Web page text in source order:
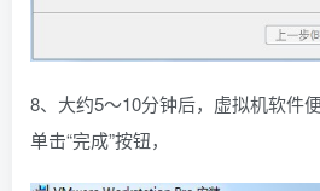
8、大约5～10分钟后，虚拟机软件
单击“完成”按钮，